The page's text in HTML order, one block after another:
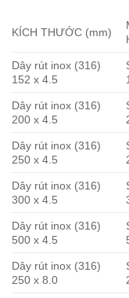
KÍCH THƯỚC (mm)
Dây rút inox (316)
152 x 4.5
Dây rút inox (316)
200 x 4.5
Dây rút inox (316)
250 x 4.5
Dây rút inox (316)
300 x 4.5
Dây rút inox (316)
500 x 4.5
Dây rút inox (316)
250 x 8.0